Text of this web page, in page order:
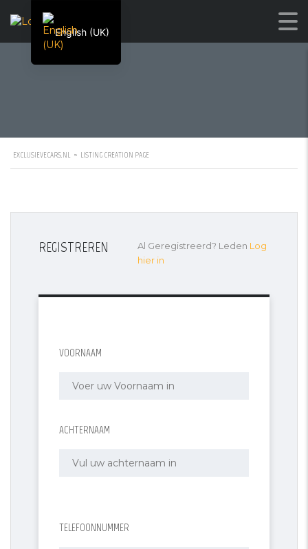
EXCLUSIEVECARS.NL > LISTING CREATION PAGE
REGISTREREN Al Geregistreerd? Leden Log
hier in
VOORNAAM
ACHTERNAAM
TELEFOONNUMMER
English (UK)